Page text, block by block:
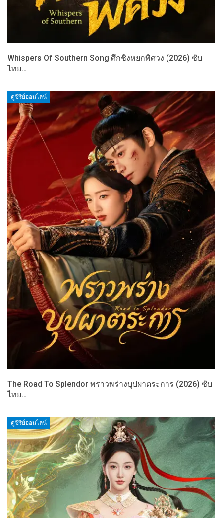
Whispers Of Southern Song ศึกชิงหยกพิศวง (2026) ซับ
ไทย…
ดูซีรี่ย์ออนไลน์
The Road To Splendor พราวพร่างบุปผาตระการ (2026) ซับ
ไทย…
ดูซีรี่ย์ออนไลน์